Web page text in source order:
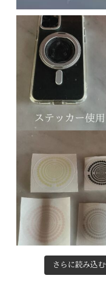
さらに読み込む